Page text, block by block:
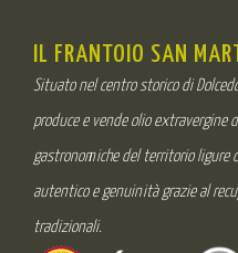
IL FRANTOIO SAN
Situato nel centro storico di
produce e vende olio extravergine
gastronomiche del territorio ligure
autentico e genuinità grazie al
tradizionali.